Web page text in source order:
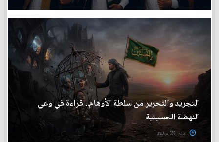
التجريد والتحرير من سلطة الأوهام.. قراءة في وعي
النهضة الحسينية
منذ 21 ساعة